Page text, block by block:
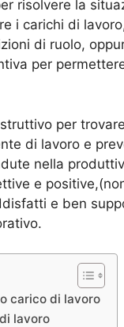
risolvere la
i carichi di
di ruolo,
per
per
di lavoro e
nella
e
e ben
carico di lavoro
lavoro